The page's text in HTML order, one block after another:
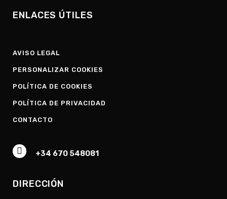
ENLACES ÚTILES
AVISO LEGAL
PERSONALIZAR COOKIES
POLÍTICA DE COOKIES
POLÍTICA DE PRIVACIDAD
CONTACTO
+34 670 548081
DIRECCIÓN